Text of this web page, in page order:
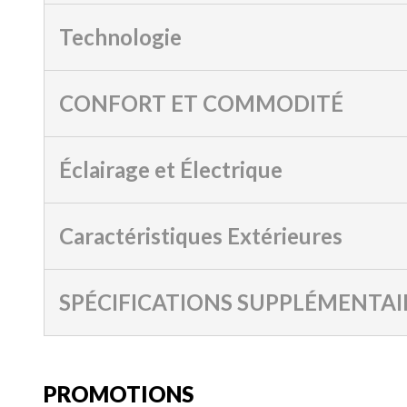
Technologie
CONFORT ET COMMODITÉ
Éclairage et Électrique
Caractéristiques Extérieures
SPÉCIFICATIONS
PROMOTIONS